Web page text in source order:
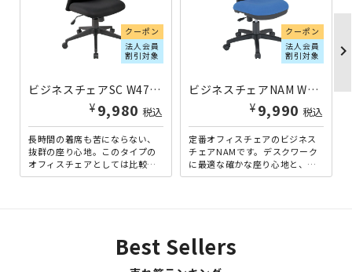
クーポン
法人会員
割引対象
ビジネスチェアSC W475×D550×H895-965 ブラック
¥ 9,980 税込
長時間の着席も苦にならない、
抜群の座り心地。このタイプの
オフィスチェアとしては比較的
ロープライスながら、クオリテ
クーポン
法人会員
割引対象
ビジネスチェアNAM W460×D570×H850-940 ブルー
¥ 9,990 税込
定番オフィスチェアのビジネス
チェアNAMです。デスクワーク
に最適な確かな座り心地と、シ
ンプルながら飽きがこないデザ
chevron_right
Best Sellers